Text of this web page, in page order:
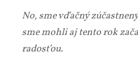
No, sme vďačný
sme mohli aj tento rok
radosťou.